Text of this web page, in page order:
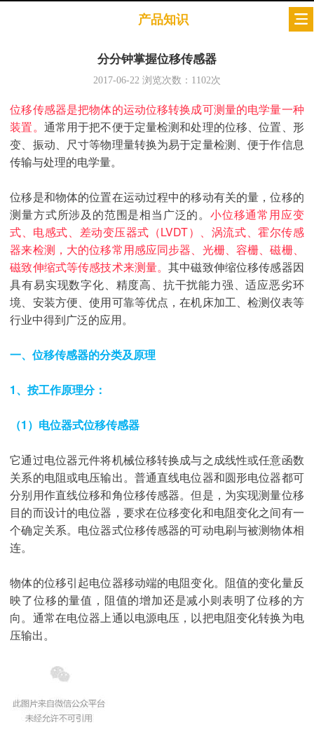
产品知识
分分钟掌握位移传感器
2017-06-22 浏览次数： 1102次
位移传感器是把物体的运动位移转换成可测量的电学量一种
装置。 通常用于把不便于定量检测和处理的位移、位置、形
变、振动、尺寸等物理量转换为易于定量检测、便于作信息
传输与处理的电学量。
位移是和物体的位置在运动过程中的移动有关的量，位移的
测量方式所涉及的范围是相当广泛的。小位移通常用应变
式、电感式、差动变压器式（LVDT）、涡流式、霍尔传感
器来检测，大的位移常用感应同步器、光栅、容栅、磁栅、
磁致伸缩式等传感技术来测量。其中磁致伸缩位移传感器因
具有易实现数字化、精度高、抗干扰能力强、适应恶劣环
境、安装方便、使用可靠等优点，在机床加工、检测仪表等
行业中得到广泛的应用。
一、位移传感器的分类及原理
1、按工作原理分：
（1）电位器式位移传感器
它通过电位器元件将机械位移转换成与之成线性或任意函数
关系的电阻或电压输出。普通直线电位器和圆形电位器都可
分别用作直线位移和角位移传感器。但是，为实现测量位移
目的而设计的电位器，要求在位移变化和电阻变化之间有一
个确定关系。电位器式位移传感器的可动电刷与被测物体相
连。
物体的位移引起电位器移动端的电阻变化。阻值的变化量反
映了位移的量值，阻值的增加还是减小则表明了位移的方
向。通常在电位器上通以电源电压，以把电阻变化转换为电
压输出。